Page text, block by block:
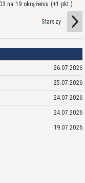
na 19 okrążeniu (+1 pkt.)
Starszy
26.07.2026
25.07.2026
24.07.2026
24.07.2026
19.07.2026